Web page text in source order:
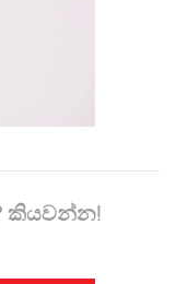
කියවන්න!